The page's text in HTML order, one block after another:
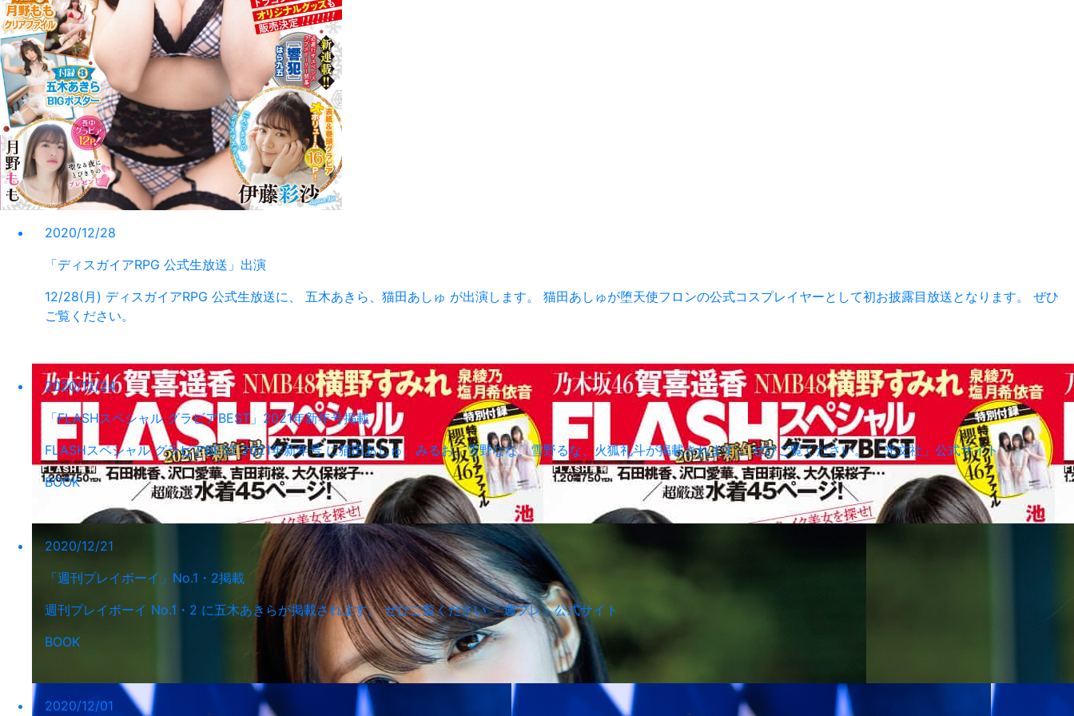
2020/12/28
「ディスガイアRPG 公式生放送」出演
12/28(月) ディスガイアRPG 公式生放送に、 五木あきら、猫田あしゅ が出演します。 猫田あしゅが堕天使フロンの公式コスプレイヤーとして初お披露目放送となります。 ぜひ
ご覧ください。
2020/12/24
「FLASHスペシャル グラビアBEST」2021年新年号掲載
FLASHスペシャル グラビアBEST 2021年新年号 に猫田あしゅ、みるお、雪野なな、雪野るな、火狐礼斗が掲載されます。 ぜひご覧ください。 「光文社」公式サイト
BOOK
2020/12/21
「週刊プレイボーイ」No.1・2掲載
週刊プレイボーイ No.1・2 に五木あきらが掲載されます。 ぜひご覧ください 「週プレ」公式サイト
BOOK
2020/12/01